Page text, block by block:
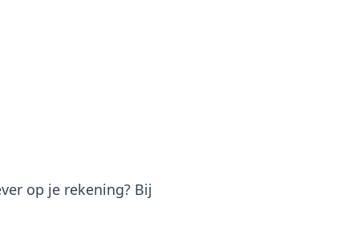
op je rekening? Bij